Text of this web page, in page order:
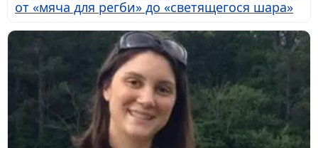
от «мяча для регби» до «светящегося шара»